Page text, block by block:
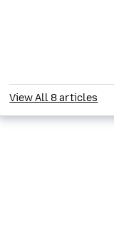
View All 8 articles